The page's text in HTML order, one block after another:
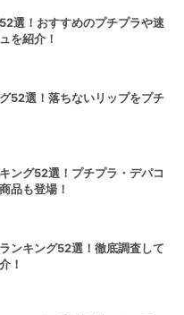
選！おすすめのプチプラや速
を紹介！
52選！落ちないリップをプチ
ング52選！プチプラ・デパコ
品も登場！
ンキング52選！徹底調査して
！